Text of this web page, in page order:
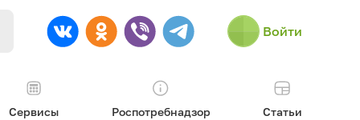
Войти
Сервисы
Роспотребнадзор
Статьи